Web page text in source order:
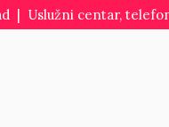
| Uslužni centar,